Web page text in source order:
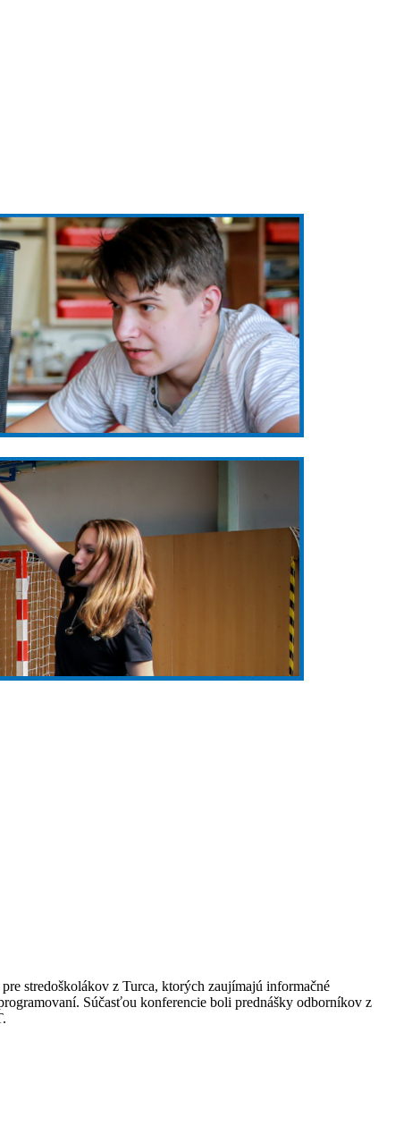
stredoškolákov z Turca, ktorých zaujímajú informačné
Súčasťou konferencie boli prednášky odborníkov z